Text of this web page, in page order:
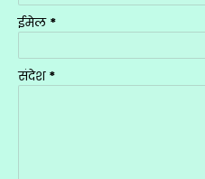
शिक्षक प्रशिक्षण
शिक्षण योजनाएँ
सूचना
ईमेल *
संदेश *